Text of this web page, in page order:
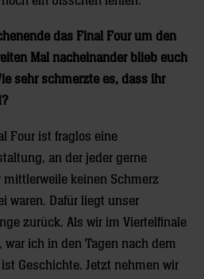
das Final Four um den
Mal nacheinander blieb euch
sehr schmerzte es, dass ihr
Four ist fraglos eine
an der jeder gerne
keinen Schmerz
waren. Dafür liegt unser
zurück. Als wir im Viertelfinale
ich in den Tagen nach dem
Geschichte. Jetzt nehmen wir